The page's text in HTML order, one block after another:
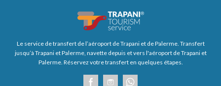
Le service de transfert de l’aéroport de Trapani et de Palerme. Transfert
jusqu’à Trapani et Palerme, navette depuis et vers l'aéroport de Trapani et
Palerme. Réservez votre transfert en quelques étapes.